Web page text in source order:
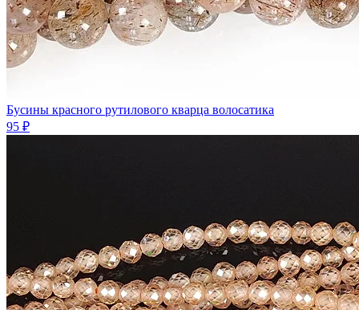
Бусины красного рутилового кварца волосатика
95 ₽